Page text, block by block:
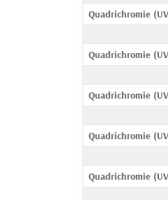
Quadrichromie
Quadrichromie
Quadrichromie
Quadrichromie
Quadrichromie